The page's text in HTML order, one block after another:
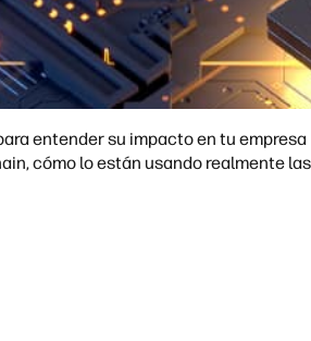
entender su impacto en tu empresa
cómo lo están usando realmente